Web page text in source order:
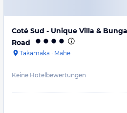
Coté Sud - Unique Villa &
Road
Takamaka · Mahe
Keine Hotelbewertungen